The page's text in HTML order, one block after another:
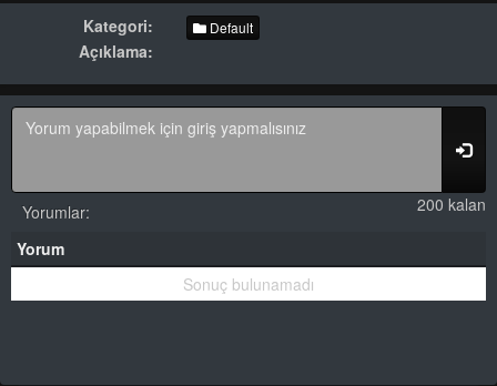
Kategori: Default
Açıklama:
200 kalan
Yorumlar:
Yorum
Sonuç bulunamadı